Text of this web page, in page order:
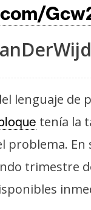
lenguaje de
tenía la
problema. En
trimestre